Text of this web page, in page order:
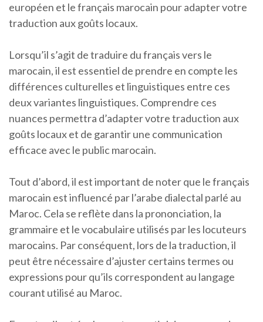
européen et le français marocain pour adapter votre
traduction aux goûts locaux.
Lorsqu’il s’agit de traduire du français vers le
marocain, il est essentiel de prendre en compte les
différences culturelles et linguistiques entre ces
deux variantes linguistiques. Comprendre ces
nuances permettra d’adapter votre traduction aux
goûts locaux et de garantir une communication
efficace avec le public marocain.
Tout d’abord, il est important de noter que le français
marocain est influencé par l’arabe dialectal parlé au
Maroc. Cela se reflète dans la prononciation, la
grammaire et le vocabulaire utilisés par les locuteurs
marocains. Par conséquent, lors de la traduction, il
peut être nécessaire d’ajuster certains termes ou
expressions pour qu’ils correspondent au langage
courant utilisé au Maroc.